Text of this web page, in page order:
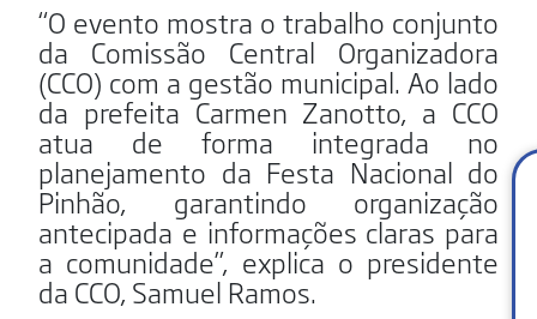
“O evento mostra o trabalho conjunto
da Comissão Central Organizadora
(CCO) com a gestão municipal. Ao lado
da prefeita Carmen Zanotto, a CCO
atua de forma integrada no
planejamento da Festa Nacional do
Pinhão, garantindo organização
antecipada e informações claras para
a comunidade”, explica o presidente
da CCO, Samuel Ramos.